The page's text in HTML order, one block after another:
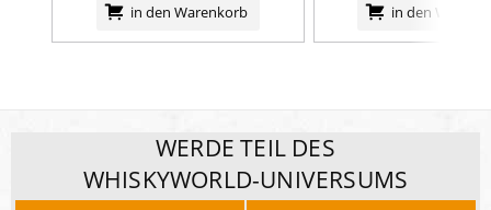
in den Warenkorb in den
WERDE TEIL DES
WHISKYWORLD-UNIVERSUMS